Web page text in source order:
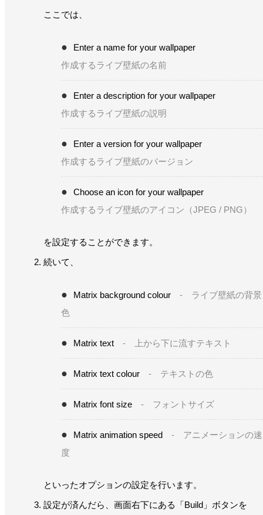
ここでは、
Enter a name for your wallpaper
作成するライブ壁紙の名前
Enter a description for your wallpaper
作成するライブ壁紙の説明
Enter a version for your wallpaper
作成するライブ壁紙のバージョン
Choose an icon for your wallpaper
作成するライブ壁紙のアイコン（JPEG / PNG）
を設定することができます。
続いて、
Matrix background colour - ライブ壁紙の背景
色
Matrix text - 上から下に流すテキスト
Matrix text colour - テキストの色
Matrix font size - フォントサイズ
Matrix animation speed - アニメーションの速
度
といったオプションの設定を行います。
設定が済んだら、画面右下にある「Build」ボタンを